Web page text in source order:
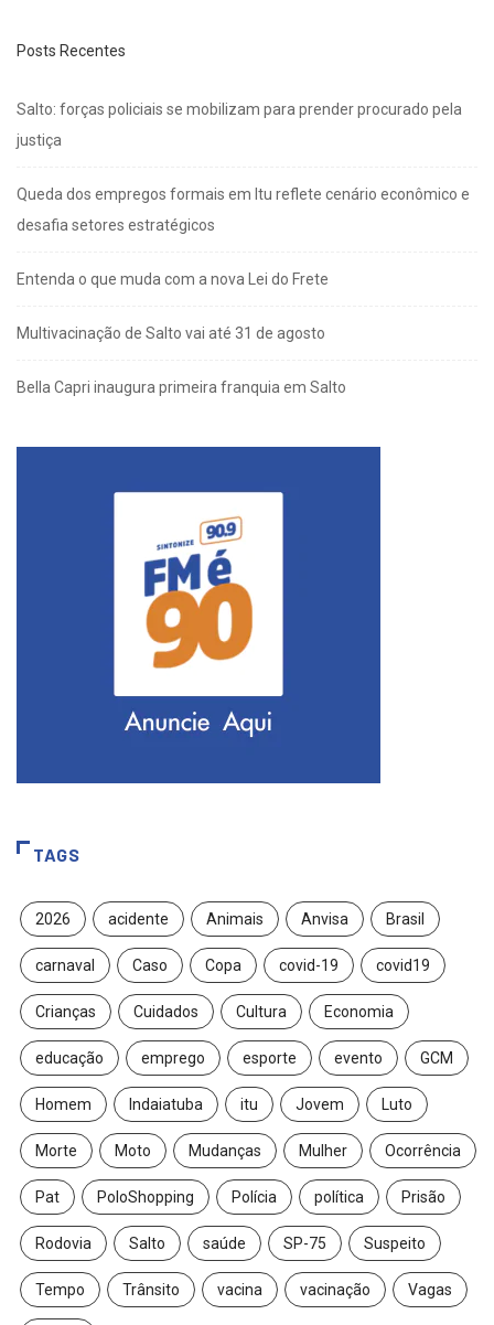
Posts Recentes
Salto: forças policiais se mobilizam para prender procurado pela
justiça
Queda dos empregos formais em Itu reflete cenário econômico e
desafia setores estratégicos
Entenda o que muda com a nova Lei do Frete
Multivacinação de Salto vai até 31 de agosto
Bella Capri inaugura primeira franquia em Salto
TAGS
2026 acidente Animais Anvisa Brasil
carnaval Caso Copa covid-19 covid19
Crianças Cuidados Cultura Economia
educação emprego esporte evento GCM
Homem Indaiatuba itu Jovem Luto
Morte Moto Mudanças Mulher Ocorrência
Pat PoloShopping Polícia política Prisão
Rodovia Salto saúde SP-75 Suspeito
Tempo Trânsito vacina vacinação Vagas